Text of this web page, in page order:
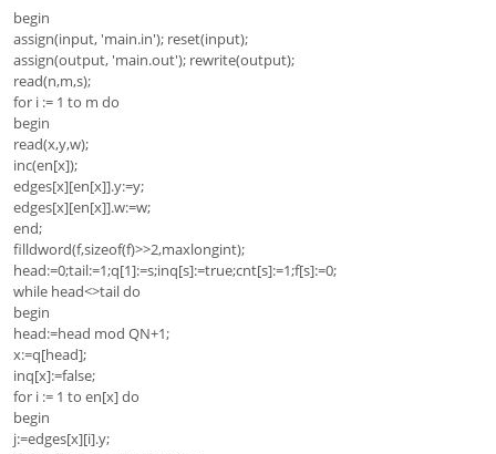
begin
assign(input, 'main.in'); reset(input);
assign(output, 'main.out'); rewrite(output);
read(n,m,s);
for i := 1 to m do
begin
read(x,y,w);
inc(en[x]);
edges[x][en[x]].y:=y;
edges[x][en[x]].w:=w;
end;
filldword(f,sizeof(f)>>2,maxlongint);
head:=0;tail:=1;q[1]:=s;inq[s]:=true;cnt[s]:=1;f[s]:=0;
while head<>tail do
begin
head:=head mod QN+1;
x:=q[head];
inq[x]:=false;
for i := 1 to en[x] do
begin
j:=edges[x][i].y;